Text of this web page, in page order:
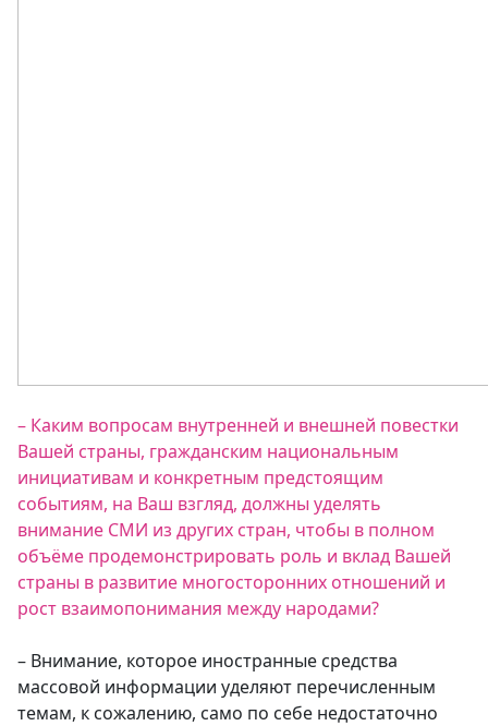
– Каким вопросам внутренней и внешней повестки
Вашей страны, гражданским национальным
инициативам и конкретным предстоящим
событиям, на Ваш взгляд, должны уделять
внимание СМИ из других стран, чтобы в полном
объёме продемонстрировать роль и вклад Вашей
страны в развитие многосторонних отношений и
рост взаимопонимания между народами?
– Внимание, которое иностранные средства
массовой информации уделяют перечисленным
темам, к сожалению, само по себе недостаточно